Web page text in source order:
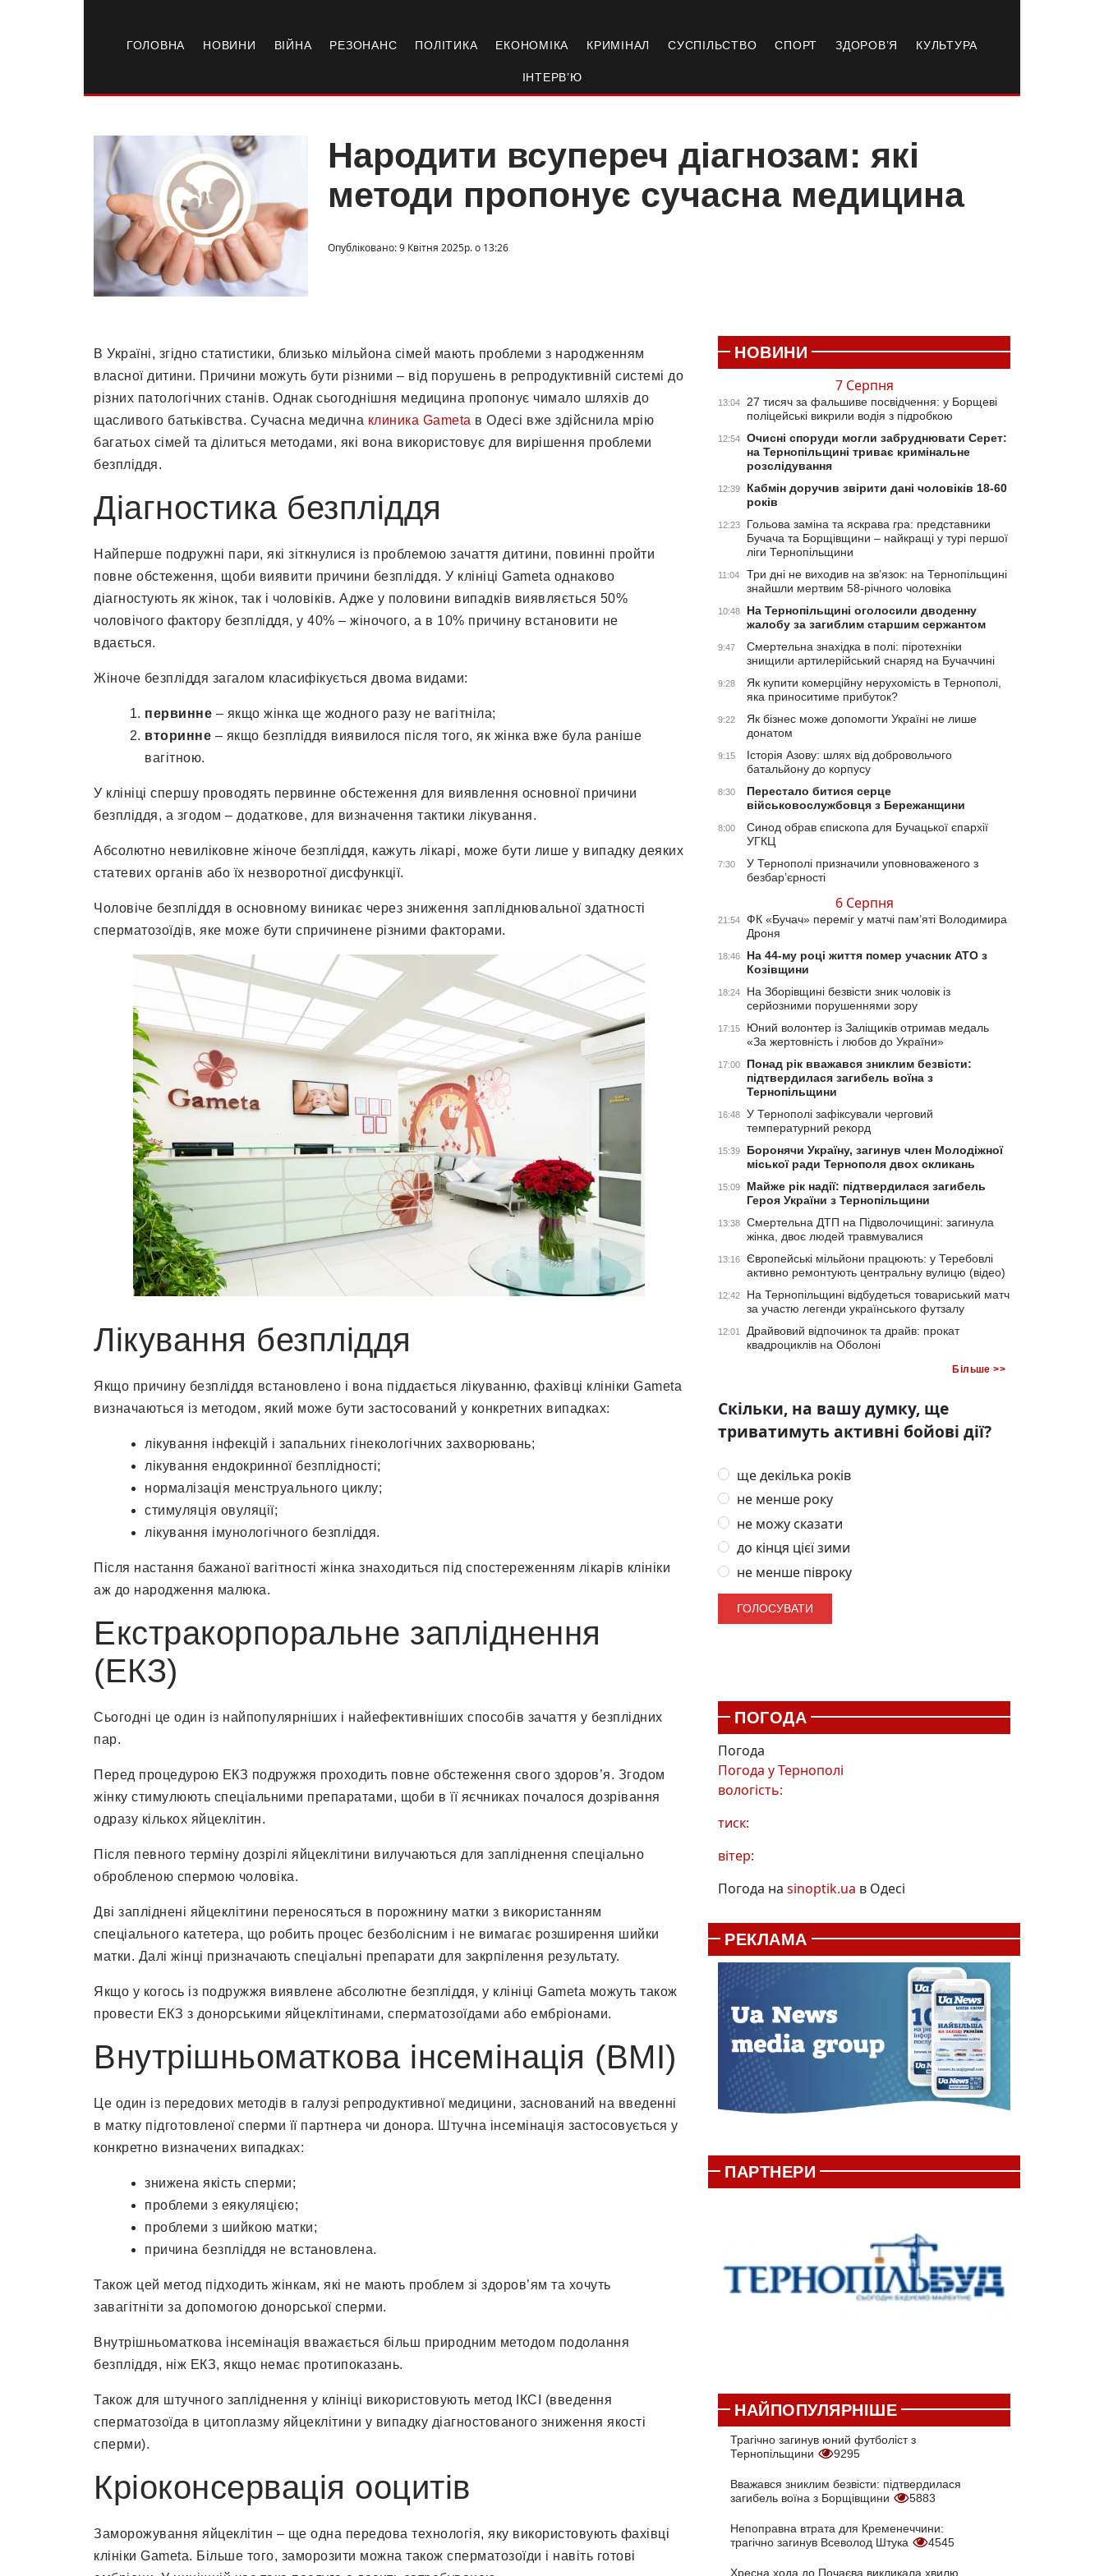
ГОЛОВНА НОВИНИ ВІЙНА РЕЗОНАНС ПОЛІТИКА ЕКОНОМІКА КРИМІНАЛ СУСПІЛЬСТВО СПОРТ ЗДОРОВ’Я КУЛЬТУРА
ІНТЕРВ’Ю
Народити всупереч діагнозам: які
методи пропонує сучасна медицина
Опубліковано: 9 Квітня 2025р. о 13:26
В Україні, згідно статистики, близько мільйона сімей мають проблеми з народженням
власної дитини. Причини можуть бути різними – від порушень в репродуктивній системі до
різних патологічних станів. Однак сьогоднішня медицина пропонує чимало шляхів до
щасливого батьківства. Сучасна медична клиника Gameta в Одесі вже здійснила мрію
багатьох сімей та ділиться методами, які вона використовує для вирішення проблеми
безпліддя.
Діагностика безпліддя
Найперше подружні пари, які зіткнулися із проблемою зачаття дитини, повинні пройти
повне обстеження, щоби виявити причини безпліддя. У клініці Gameta однаково
діагностують як жінок, так і чоловіків. Адже у половини випадків виявляється 50%
чоловічого фактору безпліддя, у 40% – жіночого, а в 10% причину встановити не
вдається.
Жіноче безпліддя загалом класифікується двома видами:
первинне – якщо жінка ще жодного разу не вагітніла;
вторинне – якщо безпліддя виявилося після того, як жінка вже була раніше
вагітною.
У клініці спершу проводять первинне обстеження для виявлення основної причини
безпліддя, а згодом – додаткове, для визначення тактики лікування.
Абсолютно невиліковне жіноче безпліддя, кажуть лікарі, може бути лише у випадку деяких
статевих органів або їх незворотної дисфункції.
Чоловіче безпліддя в основному виникає через зниження запліднювальної здатності
сперматозоїдів, яке може бути спричинене різними факторами.
Лікування безпліддя
Якщо причину безпліддя встановлено і вона піддається лікуванню, фахівці клініки Gameta
визначаються із методом, який може бути застосований у конкретних випадках:
лікування інфекцій і запальних гінекологічних захворювань;
лікування ендокринної безплідності;
нормалізація менструального циклу;
стимуляція овуляції;
лікування імунологічного безпліддя.
Після настання бажаної вагітності жінка знаходиться під спостереженням лікарів клініки
аж до народження малюка.
Екстракорпоральне запліднення
(ЕКЗ)
Сьогодні це один із найпопулярніших і найефективніших способів зачаття у безплідних
пар.
Перед процедурою ЕКЗ подружжя проходить повне обстеження свого здоров’я. Згодом
жінку стимулюють спеціальними препаратами, щоби в її яєчниках почалося дозрівання
одразу кількох яйцеклітин.
Після певного терміну дозрілі яйцеклітини вилучаються для запліднення спеціально
обробленою спермою чоловіка.
Дві запліднені яйцеклітини переносяться в порожнину матки з використанням
спеціального катетера, що робить процес безболісним і не вимагає розширення шийки
матки. Далі жінці призначають спеціальні препарати для закрпілення результату.
Якщо у когось із подружжя виявлене абсолютне безпліддя, у клініці Gameta можуть також
провести ЕКЗ з донорськими яйцеклітинами, сперматозоїдами або ембріонами.
Внутрішньоматкова інсемінація (ВМІ)
Це один із передових методів в галузі репродуктивної медицини, заснований на введенні
в матку підготовленої сперми її партнера чи донора. Штучна інсемінація застосовується у
конкретно визначених випадках:
знижена якість сперми;
проблеми з еякуляцією;
проблеми з шийкою матки;
причина безпліддя не встановлена.
Також цей метод підходить жінкам, які не мають проблем зі здоров’ям та хочуть
завагітніти за допомогою донорської сперми.
Внутрішньоматкова інсемінація вважається більш природним методом подолання
безпліддя, ніж ЕКЗ, якщо немає протипоказань.
Також для штучного запліднення у клініці використовують метод ІКСІ (введення
сперматозоїда в цитоплазму яйцеклітини у випадку діагностованого зниження якості
сперми).
Кріоконсервація ооцитів
Заморожування яйцеклітин – ще одна передова технологія, яку використовують фахівці
клініки Gameta. Більше того, заморозити можна також сперматозоїди і навіть готові
НОВИНИ
7 Серпня
13:04
27 тисяч за фальшиве посвідчення: у Борщеві
поліцейські викрили водія з підробкою
12:54
Очисні споруди могли забруднювати Серет:
на Тернопільщині триває кримінальне
розслідування
12:39
Кабмін доручив звірити дані чоловіків 18-60
років
12:23
Гольова заміна та яскрава гра: представники
Бучача та Борщівщини – найкращі у турі першої
ліги Тернопільщини
11:04
Три дні не виходив на зв’язок: на Тернопільщині
знайшли мертвим 58-річного чоловіка
10:48
На Тернопільщині оголосили дводенну
жалобу за загиблим старшим сержантом
9:47
Смертельна знахідка в полі: піротехніки
знищили артилерійський снаряд на Бучаччині
9:28
Як купити комерційну нерухомість в Тернополі,
яка приноситиме прибуток?
9:22
Як бізнес може допомогти Україні не лише
донатом
9:15
Історія Азову: шлях від добровольчого
батальйону до корпусу
8:30
Перестало битися серце
військовослужбовця з Бережанщини
8:00
Синод обрав єпископа для Бучацької єпархії
УГКЦ
7:30
У Тернополі призначили уповноваженого з
безбар’єрності
6 Серпня
21:54
ФК «Бучач» переміг у матчі пам’яті Володимира
Дроня
18:46
На 44-му році життя помер учасник АТО з
Козівщини
18:24
На Зборівщині безвісти зник чоловік із
серйозними порушеннями зору
17:15
Юний волонтер із Заліщиків отримав медаль
«За жертовність і любов до України»
17:00
Понад рік вважався зниклим безвісти:
підтвердилася загибель воїна з
Тернопільщини
16:48
У Тернополі зафіксували черговий
температурний рекорд
15:39
Боронячи Україну, загинув член Молодіжної
міської ради Тернополя двох скликань
15:09
Майже рік надії: підтвердилася загибель
Героя України з Тернопільщини
13:38
Смертельна ДТП на Підволочищині: загинула
жінка, двоє людей травмувалися
13:16
Європейські мільйони працюють: у Теребовлі
активно ремонтують центральну вулицю (відео)
12:42
На Тернопільщині відбудеться товариський матч
за участю легенди українського футзалу
12:01
Драйвовий відпочинок та драйв: прокат
квадроциклів на Оболоні
Більше >>
Скільки, на вашу думку, ще
триватимуть активні бойові дії?
ще декілька років
не менше року
не можу сказати
до кінця цієї зими
не менше півроку
ПОГОДА
Погода
Погода уТернополі
вологість:
тиск:
вітер:
Погода на sinoptik.ua в Одесі
РЕКЛАМА
ПАРТНЕРИ
НАЙПОПУЛЯРНІШЕ
Трагічно загинув юний футболіст з
Тернопільщини
9295
Вважався зниклим безвісти: підтвердилася
загибель воїна з Борщівщини
5883
Непоправна втрата для Кременеччини:
трагічно загинув Всеволод Штука
4545
Хресна хода до Почаєва викликала хвилю